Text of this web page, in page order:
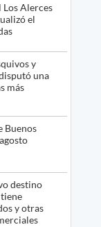
Los Alerces
el
y
una
más
Buenos
destino
y otras